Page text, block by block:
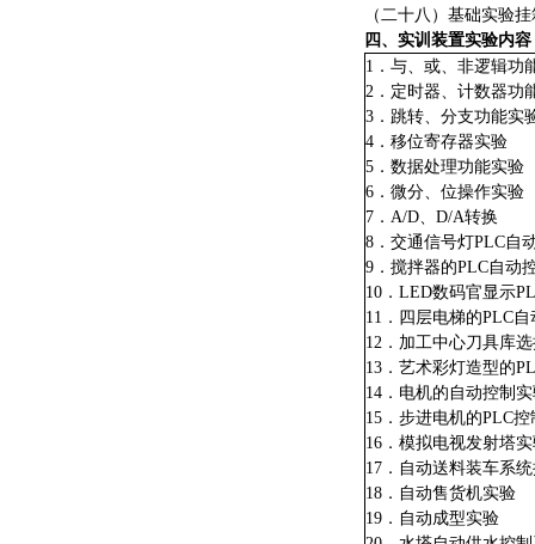
（二十八）基础实验
四、实训装置实验内容
1．与、或、非逻辑功
2．定时器、计数器功
3．跳转、分支功能实
4．移位寄存器实验
5．数据处理功能实验
6．微分、位操作实验
7．A/D、D/A转换
8．交通信号灯PLC自
9．搅拌器的PLC自动
10．LED数码官显示
11．四层电梯的PLC
12．加工中心刀具库
13．艺术彩灯造型的
14．电机的自动控制
15．步进电机的PLC控
16．模拟电视发射塔
17．自动送料装车系
18．自动售货机实验
19．自动成型实验